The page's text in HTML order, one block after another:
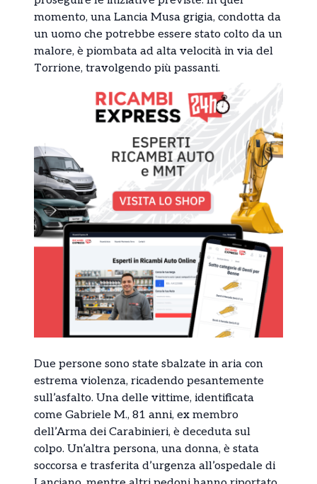
momento, una Lancia Musa grigia, condotta da
un uomo che potrebbe essere stato colto da un
malore, è piombata ad alta velocità in via del
Torrione, travolgendo più passanti.
Due persone sono state sbalzate in aria con
estrema violenza, ricadendo pesantemente
sull’asfalto. Una delle vittime, identificata
come Gabriele M., 81 anni, ex membro
dell’Arma dei Carabinieri, è deceduta sul
colpo. Un’altra persona, una donna, è stata
soccorsa e trasferita d’urgenza all’ospedale di